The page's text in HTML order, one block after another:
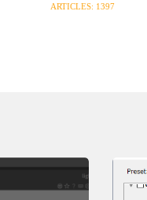
ARTICLES: 1397